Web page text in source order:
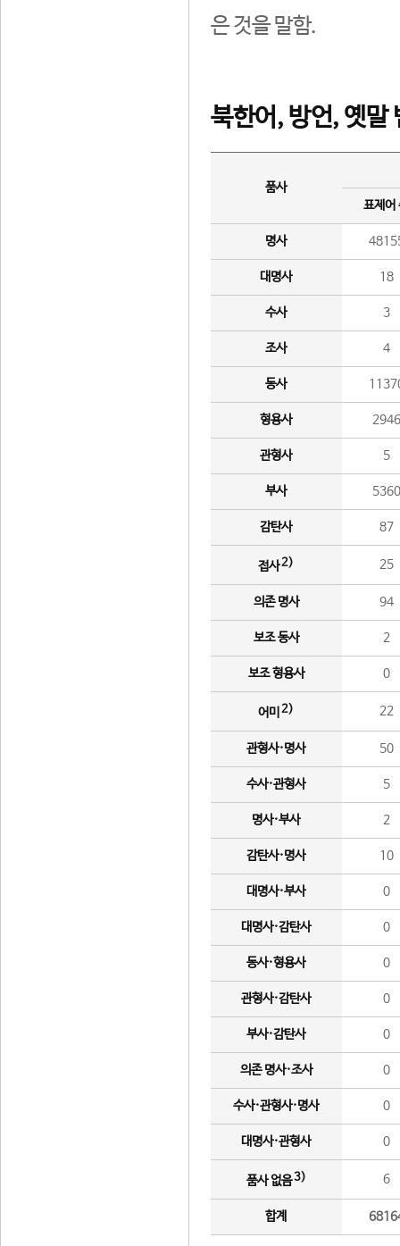
은 것을 말함.
북한어, 방언, 옛말
품사
표제어
명사
대명사 18
수사 3
조사 4
동사
형용사 2946
관형사 5
부사 5360
감탄사 87
접사2) 25
의존 명사 94
보조 동사 2
보조 형용사 0
어미 2) 22
관형사·명사 50
수사·관형사 5
명사·부사 2
감탄사·명사 10
대명사·부사 0
대명사·감탄사 0
동사·형용사 0
관형사·감탄사 0
부사·감탄사 0
의존 명사·조사 0
수사·관형사·명사 0
대명사·관형사 0
품사 없음3) 6
합계